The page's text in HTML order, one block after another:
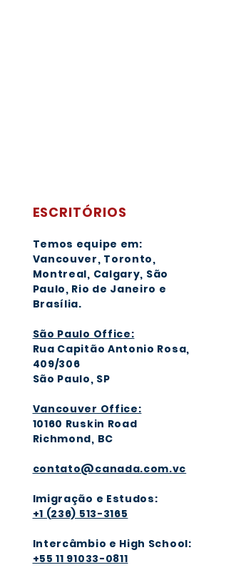
ESCRITÓRIOS
Temos equipe em:
Vancouver, Toronto,
Montreal, Calgary, São
Paulo, Rio de Janeiro e
Brasília.
São Paulo Office:
Rua Capitão Antonio Rosa,
409/306
São Paulo, SP
Vancouver Office:
10160 Ruskin Road
Richmond, BC
contato@canada.com.vc
Imigração e Estudos:
+1 (236) 513-3165
Intercâmbio e High School:
+55 11 91033-0811